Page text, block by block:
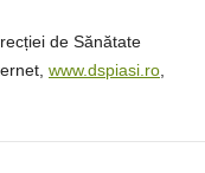
de Sănătate
www.dspiasi.ro